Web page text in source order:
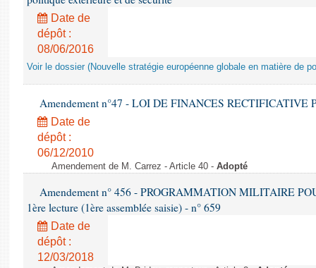
Date de
dépôt :
08/06/2016
Voir le dossier (Nouvelle stratégie européenne globale en matière de
Amendement n°47 - LOI DE FINANCES RECTIFICATIVE
Date de
dépôt :
06/12/2010
Amendement de M. Carrez - Article 40 - Adopté
Amendement n° 456 - PROGRAMMATION MILITAIRE
1ère lecture (1ère assemblée saisie) - n° 659
Date de
dépôt :
12/03/2018